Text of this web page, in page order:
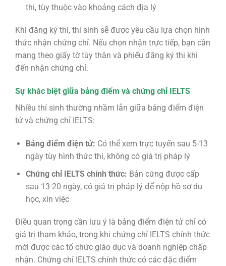
thi, tùy thuộc vào khoảng cách địa lý
Khi đăng ký thi, thí sinh sẽ được yêu cầu lựa chọn hình
thức nhận chứng chỉ. Nếu chọn nhận trực tiếp, bạn cần
mang theo giấy tờ tùy thân và phiếu đăng ký thi khi
đến nhận chứng chỉ.
Sự khác biệt giữa bảng điểm và chứng chỉ IELTS
Nhiều thí sinh thường nhầm lẫn giữa bảng điểm điện
tử và chứng chỉ IELTS:
Bảng điểm điện tử: Có thể xem trực tuyến sau 5-13
ngày tùy hình thức thi, không có giá trị pháp lý
Chứng chỉ IELTS chính thức: Bản cứng được cấp
sau 13-20 ngày, có giá trị pháp lý để nộp hồ sơ du
học, xin việc
Điều quan trọng cần lưu ý là bảng điểm điện tử chỉ có
giá trị tham khảo, trong khi chứng chỉ IELTS chính thức
mới được các tổ chức giáo dục và doanh nghiệp chấp
nhận. Chứng chỉ IELTS chính thức có các đặc điểm